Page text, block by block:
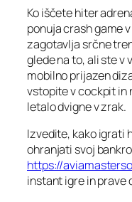
Ko iščete hiter
ponuja crash game
zagotavlja srčne
glede na to, ali ste v
mobilno prijazen
vstopite v cockpit in
letalo dvigne v zrak.
Izvedite, kako igrati
ohranjati svoj
https://
instant igre in prave